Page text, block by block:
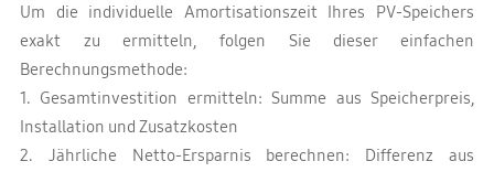
Um die individuelle Amortisationszeit Ihres PV-Speichers
exakt zu ermitteln, folgen Sie dieser einfachen
Berechnungsmethode:
1. Gesamtinvestition ermitteln: Summe aus Speicherpreis,
Installation und Zusatzkosten
2. Jährliche Netto-Ersparnis berechnen: Differenz aus